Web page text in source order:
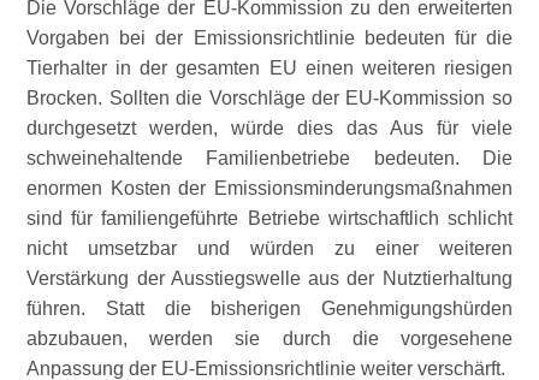
Die Vorschläge der EU-Kommission zu den erweiterten
Vorgaben bei der Emissionsrichtlinie bedeuten für die
Tierhalter in der gesamten EU einen weiteren riesigen
Brocken. Sollten die Vorschläge der EU-Kommission so
durchgesetzt werden, würde dies das Aus für viele
schweinehaltende Familienbetriebe bedeuten. Die
enormen Kosten der Emissionsminderungsmaßnahmen
sind für familiengeführte Betriebe wirtschaftlich schlicht
nicht umsetzbar und würden zu einer weiteren
Verstärkung der Ausstiegswelle aus der Nutztierhaltung
führen. Statt die bisherigen Genehmigungshürden
abzubauen, werden sie durch die vorgesehene
Anpassung der EU-Emissionsrichtlinie weiter verschärft.